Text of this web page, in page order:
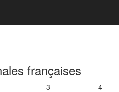
françaises
3 4